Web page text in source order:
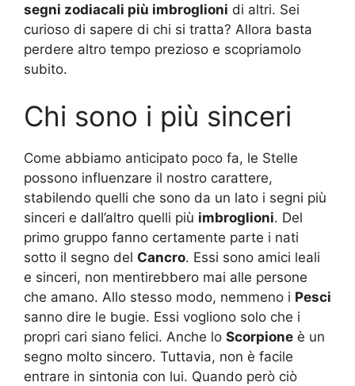
segni zodiacali più imbroglioni di altri. Sei
curioso di sapere di chi si tratta? Allora basta
perdere altro tempo prezioso e scopriamolo
subito.
Chi sono i più sinceri
Come abbiamo anticipato poco fa, le Stelle
possono influenzare il nostro carattere,
stabilendo quelli che sono da un lato i segni più
sinceri e dall’altro quelli più imbroglioni. Del
primo gruppo fanno certamente parte i nati
sotto il segno del Cancro. Essi sono amici leali
e sinceri, non mentirebbero mai alle persone
che amano. Allo stesso modo, nemmeno i Pesci
sanno dire le bugie. Essi vogliono solo che i
propri cari siano felici. Anche lo Scorpione è un
segno molto sincero. Tuttavia, non è facile
entrare in sintonia con lui. Quando però ciò